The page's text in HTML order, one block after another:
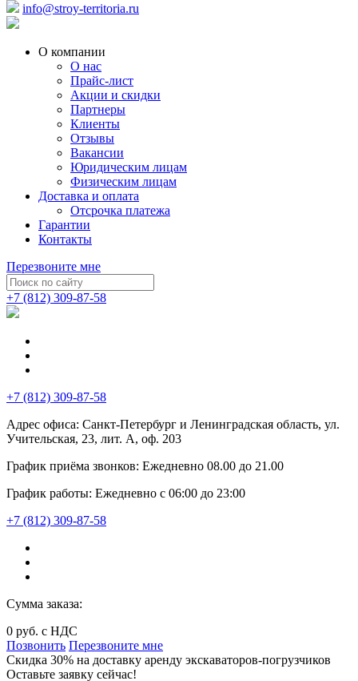
info@stroy-territoria.ru
О компании
О нас
Прайс-лист
Акции и скидки
Партнеры
Клиенты
Отзывы
Вакансии
Юридическим лицам
Физическим лицам
Доставка и оплата
Отсрочка платежа
Гарантии
Контакты
Перезвоните мне
+7 (812) 309-87-58
+7 (812) 309-87-58
Адрес офиса: Санкт-Петербург и Ленинградская область, ул.
Учительская, 23, лит. А, оф. 203
График приёма звонков: Ежедневно 08.00 до 21.00
График работы: Ежедневно с 06:00 до 23:00
+7 (812) 309-87-58
Сумма заказа:
0 руб. с НДС
Позвонить Перезвоните мне
Cкидка 30% на доставку аренду экскаваторов-погрузчиков
Оставьте заявку сейчас!